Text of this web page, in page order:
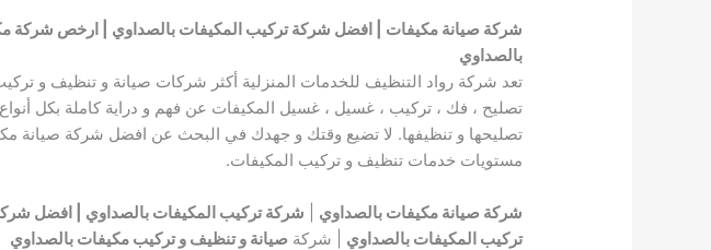
شركة صيانة مكيفات | افضل شركة تركيب المكيفات بالصداوي | ارخص
بالصداوي
تعد شركة رواد التنظيف للخدمات المنزلية أكثر شركات صيانة و تنظيف و
تصليح ، فك ، تركيب ، غسيل ، غسيل المكيفات عن فهم و دراية كاملة بكل
تصليحها و تنظيفها. لا تضيع وقتك و جهدك في البحث عن افضل شركة صيانة
مستويات خدمات تنظيف و تركيب المكيفات.
شركة صيانة مكيفات بالصداوي
شركة تركيب المكيفات بالصداوي | افضل
تركيب المكيفات بالصداوي | شركةصيانة و تنظيف و تركيب مكيفات بالصداوي